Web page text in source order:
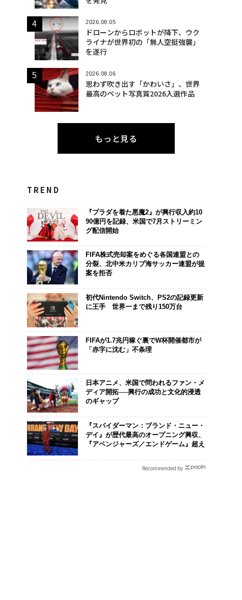
2026.08.05
ドローンからロボットが降下、ウク
ライナが世界初の「無人空挺強襲」
を遂行
2026.08.06
思わず吹き出す「かわいさ」、世界
最高のペット写真賞2026入選作品
もっと見る
TREND
『プラダを着た悪魔2』が興行収入約10
90億円を記録、米国で7月ストリーミン
グ配信開始
FIFA株式売却案をめぐる各国連盟との
分裂、北中米カリブ海サッカー連盟が提
案を拒否
初代Nintendo Switch、PS2の記録更新
に王手 世界一まで残り150万台
FIFAが1.7兆円稼ぐ裏でW杯開催都市が
「赤字に沈む」不条理
日本アニメ、米国で問われるファン・メ
ディア開拓──興行の成功と文化的浸透
のギャップ
『スパイダーマン：ブランド・ニュー・
デイ』が歴代最高のオープニング興収、
『アベンジャーズ／エンドゲーム』超え
Recommended by